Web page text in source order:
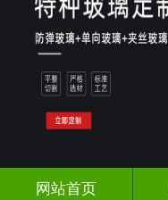
网站首页